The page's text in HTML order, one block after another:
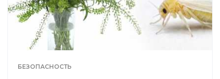
БЕЗОПАСНОСТЬ